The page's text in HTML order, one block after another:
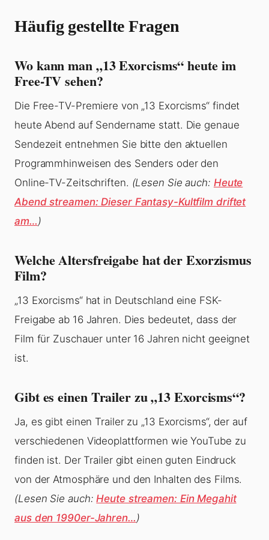
Häufig gestellte Fragen
Wo kann man „13 Exorcisms“ heute im
Free-TV sehen?
Die Free-TV-Premiere von „13 Exorcisms“ findet
heute Abend auf Sendername statt. Die genaue
Sendezeit entnehmen Sie bitte den aktuellen
Programmhinweisen des Senders oder den
Online-TV-Zeitschriften. (Lesen Sie auch: Heute
Abend streamen: Dieser Fantasy-Kultfilm driftet
am…)
Welche Altersfreigabe hat der Exorzismus
Film?
„13 Exorcisms“ hat in Deutschland eine FSK-
Freigabe ab 16 Jahren. Dies bedeutet, dass der
Film für Zuschauer unter 16 Jahren nicht geeignet
ist.
Gibt es einen Trailer zu „13 Exorcisms“?
Ja, es gibt einen Trailer zu „13 Exorcisms“, der auf
verschiedenen Videoplattformen wie YouTube zu
finden ist. Der Trailer gibt einen guten Eindruck
von der Atmosphäre und den Inhalten des Films.
(Lesen Sie auch:Heute streamen: Ein Megahit
aus den 1990er-Jahren…)